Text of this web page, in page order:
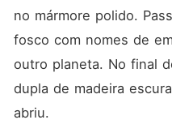
no mármore polido.
fosco com nomes de
outro planeta. No final
dupla de madeira
abriu.